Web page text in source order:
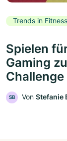
Trends in
Spielen
Gaming
Challenge
SB Von Stefanie